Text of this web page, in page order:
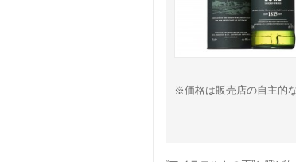
※価格は販売店の自主的